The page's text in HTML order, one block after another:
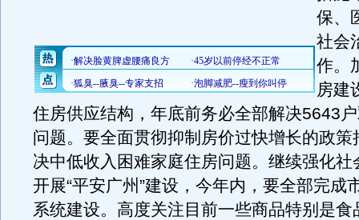
保、
社会
作。
房建
住房供应结构，年底前务必全部解决5643
问题。要全面贯彻抑制房价过快增长的政策
决中低收入困难家庭住房问题。继续强化社
开展“平安广州”建设，今年内，要全部完成
系统建设。高度关注目前一些商品特别是食